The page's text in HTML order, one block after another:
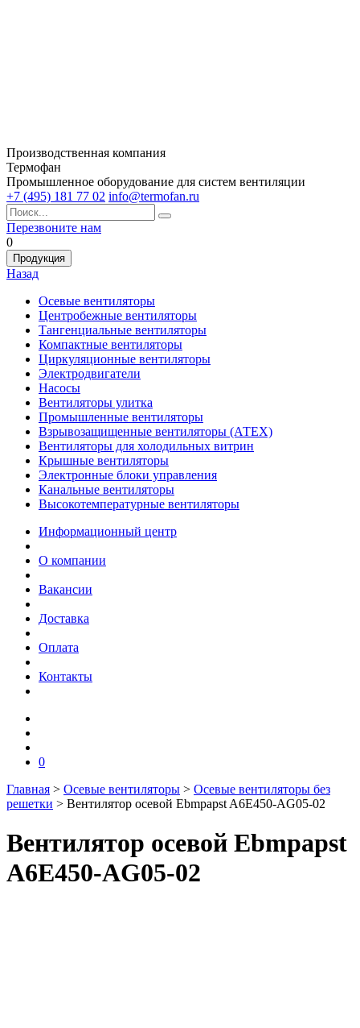
Производственная компания
Термофан
Промышленное оборудование для систем вентиляции
+7 (495) 181 77 02 info@termofan.ru
Перезвоните нам
0
Продукция
Назад
Осевые вентиляторы
Центробежные вентиляторы
Тангенциальные вентиляторы
Компактные вентиляторы
Циркуляционные вентиляторы
Электродвигатели
Насосы
Вентиляторы улитка
Промышленные вентиляторы
Взрывозащищенные вентиляторы (АТЕХ)
Вентиляторы для холодильных витрин
Крышные вентиляторы
Электронные блоки управления
Канальные вентиляторы
Высокотемпературные вентиляторы
Информационный центр
О компании
Вакансии
Доставка
Оплата
Контакты
0
Главная > Осевые вентиляторы > Осевые вентиляторы без
решетки > Вентилятор осевой Ebmpapst A6E450-AG05-02
Вентилятор осевой Ebmpapst
A6E450-AG05-02